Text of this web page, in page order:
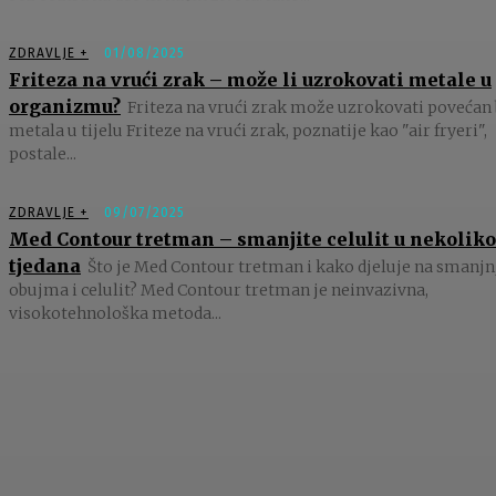
ZDRAVLJE + 01/08/2025
Friteza na vrući zrak – može li uzrokovati metale u
organizmu? Friteza na vrući zrak može uzrokovati
metala u tijelu Friteze na vrući zrak, poznatije kao "air fryeri",
postale...
ZDRAVLJE + 09/07/2025
Med Contour tretman – smanjite celulit u nekoliko
tjedana Što je Med Contour tretman i kako djeluje na
obujma i celulit? Med Contour tretman je neinvazivna,
visokotehnološka metoda...